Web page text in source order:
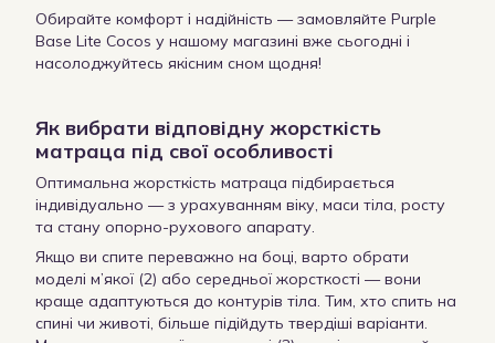
Обирайте комфорт і надійність — замовляйте Purple
Base Lite Cocos у нашому магазині вже сьогодні і
насолоджуйтесь якісним сном щодня!
Як вибрати відповідну жорсткість
матраца під свої особливості
Оптимальна жорсткість матраца підбирається
індивідуально — з урахуванням віку, маси тіла, росту
та стану опорно-рухового апарату.
Якщо ви спите переважно на боці, варто обрати
моделі м’якої (2) або середньої жорсткості — вони
краще адаптуються до контурів тіла. Тим, хто спить на
спині чи животі, більше підійдуть твердіші варіанти.